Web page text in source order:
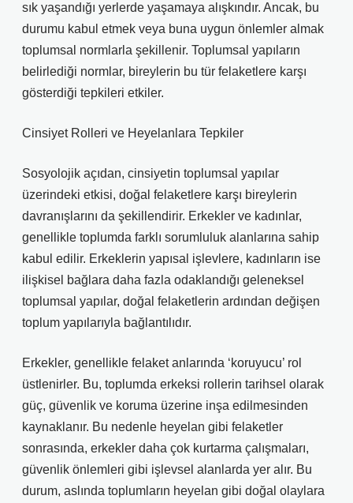
sık yaşandığı yerlerde yaşamaya alışkındır. Ancak, bu
durumu kabul etmek veya buna uygun önlemler almak
toplumsal normlarla şekillenir. Toplumsal yapıların
belirlediği normlar, bireylerin bu tür felaketlere karşı
gösterdiği tepkileri etkiler.
Cinsiyet Rolleri ve Heyelanlara Tepkiler
Sosyolojik açıdan, cinsiyetin toplumsal yapılar
üzerindeki etkisi, doğal felaketlere karşı bireylerin
davranışlarını da şekillendirir. Erkekler ve kadınlar,
genellikle toplumda farklı sorumluluk alanlarına sahip
kabul edilir. Erkeklerin yapısal işlevlere, kadınların ise
ilişkisel bağlara daha fazla odaklandığı geleneksel
toplumsal yapılar, doğal felaketlerin ardından değişen
toplum yapılarıyla bağlantılıdır.
Erkekler, genellikle felaket anlarında ‘koruyucu’ rol
üstlenirler. Bu, toplumda erkeksi rollerin tarihsel olarak
güç, güvenlik ve koruma üzerine inşa edilmesinden
kaynaklanır. Bu nedenle heyelan gibi felaketler
sonrasında, erkekler daha çok kurtarma çalışmaları,
güvenlik önlemleri gibi işlevsel alanlarda yer alır. Bu
durum, aslında toplumların heyelan gibi doğal olaylara